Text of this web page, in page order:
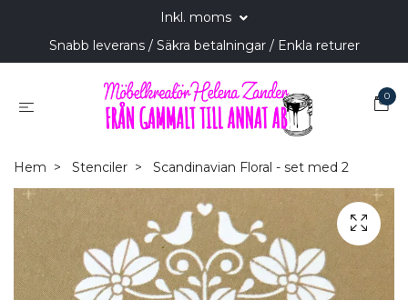
Inkl. moms
Snabb leverans / Säkra betalningar / Enkla returer
0
Hem Stenciler Scandinavian Floral - set med 2